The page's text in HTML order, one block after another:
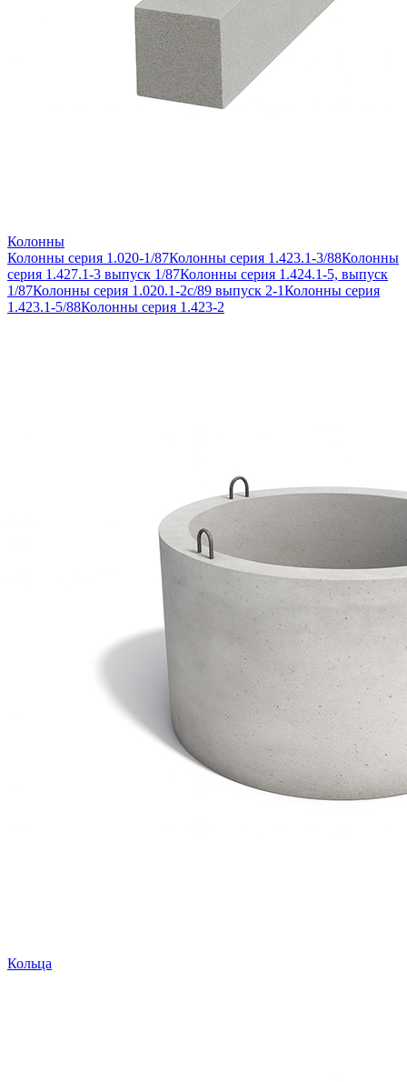
Колонны
Колонны серия 1.020-1/87Колонны серия 1.423.1-3/88Колонны
серия 1.427.1-3 выпуск 1/87Колонны серия 1.424.1-5, выпуск
1/87Колонны серия 1.020.1-2с/89 выпуск 2-1Колонны серия
1.423.1-5/88Колонны серия 1.423-2
Кольца